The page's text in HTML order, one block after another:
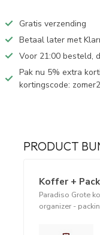
Gratis verzending
Betaal later met
Voor 21:00 besteld,
Pak nu 5% extra
kortingscode:
PRODUCT
Koffer +
Paradiso Grote
organizer -